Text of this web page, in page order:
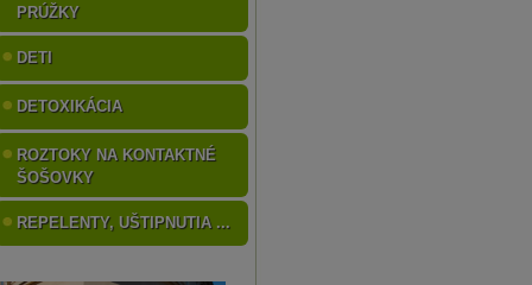
PRÚŽKY
DETI
DETOXIKÁCIA
ROZTOKY NA KONTAKTNÉ
ŠOŠOVKY
REPELENTY, UŠTIPNUTIA ...